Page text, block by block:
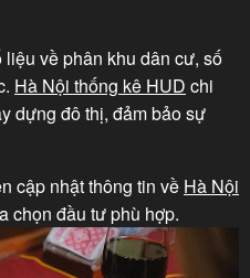
về phân khu dân cư, số
Hà Nội thống kê HUD chi
dựng đô thị, đảm bảo sự
cập nhật thông tin về Hà Nội
chọn đầu tư phù hợp.